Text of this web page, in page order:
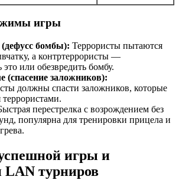
игры
бомбы): Террористы пытаются
а контртеррористы —
это или обезвредить бомбу.
(спасение заложников):
должны спасти заложников, которые
перестрелка с возрождением без
популярна для тренировки прицела и
игры и
LAN турниров